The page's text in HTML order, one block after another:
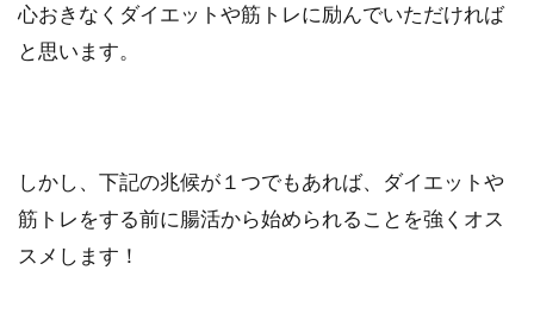
心おきなくダイエットや筋トレに励んでいただければ
と思います。
しかし、下記の兆候が１つでもあれば、ダイエットや
筋トレをする前に腸活から始められることを強くオス
スメします！